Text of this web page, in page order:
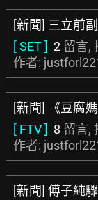
[新聞] 三立前
[ SET ] 2 留言,
作者:
[新聞] 《豆腐
[ FTV ] 8 留言,
作者:
[新聞] 傅子純